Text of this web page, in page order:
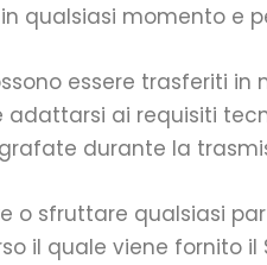
qualsiasi momento e
essere trasferiti
ai requisiti
durante la
sfruttare qualsiasi
il quale viene fornito il